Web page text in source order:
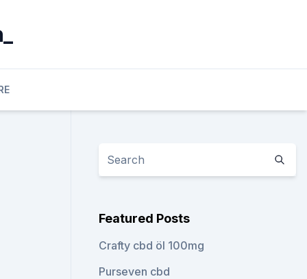
Featured Posts
Crafty cbd öl 100mg
Purseven cbd